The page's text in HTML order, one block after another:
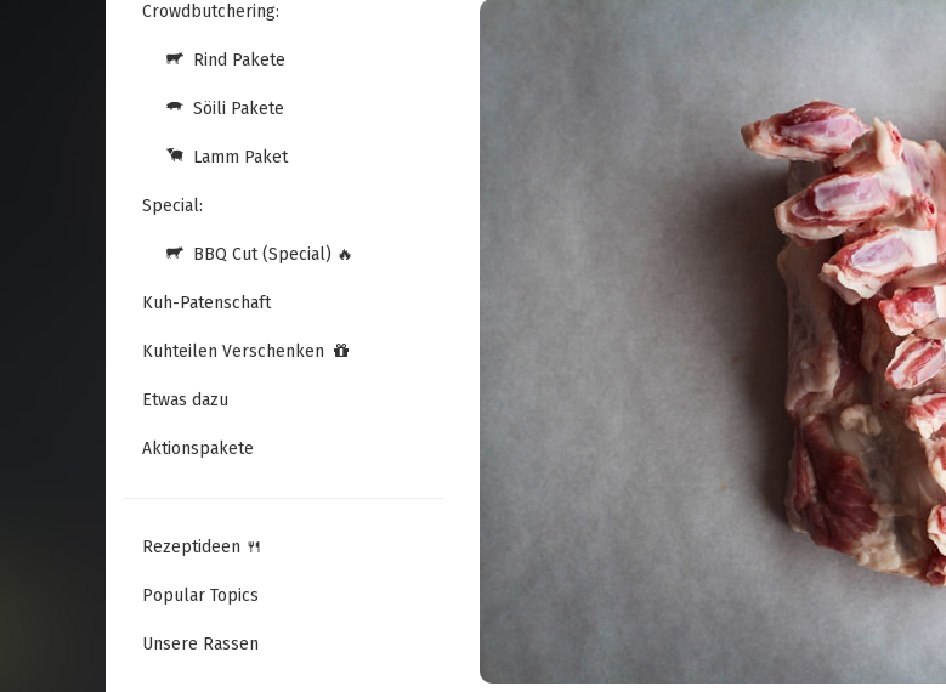
Crowdbutchering:
Rind Pakete
Söili Pakete
Lamm Paket
Special:
BBQ Cut (Special) 🔥
Kuh-Patenschaft
Kuhteilen Verschenken
Etwas dazu
Aktionspakete
Rezeptideen 🍴
Popular Topics
Unsere Rassen